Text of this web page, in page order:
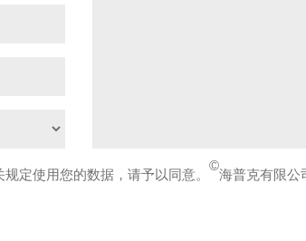
定使用您的数据，请予以同意。
©
海普克有限公